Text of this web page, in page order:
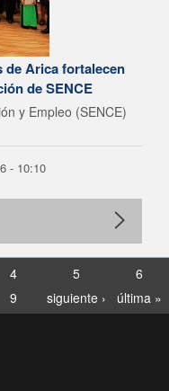
de Arica fortalecen
de SENCE
y Empleo (SENCE)
- 10:10
4 5
6
9 siguiente › última »